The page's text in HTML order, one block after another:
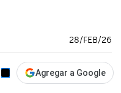
28/FEB/26
Agregar a Google